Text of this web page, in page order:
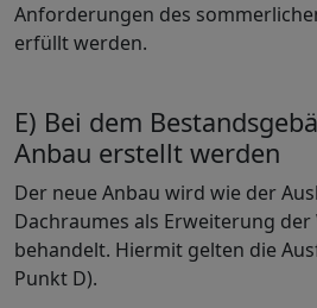
Anforderungen des
erfüllt werden.
E) Bei dem
Anbau erstellt werden
Der neue Anbau wird wie der
Dachraumes als Erweiterung
behandelt. Hiermit gelten die
Punkt D).